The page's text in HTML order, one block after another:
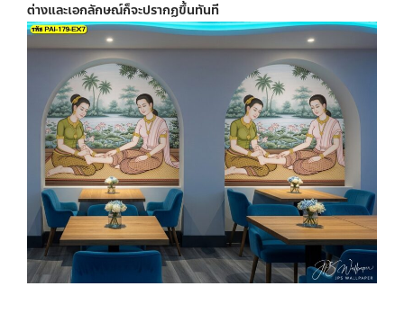
ต่างและเอกลักษณ์ก็จะปรากฏขึ้นทันที